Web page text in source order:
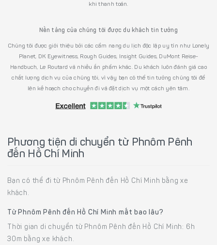
khi thanh toán.
Nền tảng của chúng tôi được du khách tin tưởng
Chúng tôi được giới thiệu bởi các cẩm nang du lịch độc lập uy tín như Lonely
Planet, DK Eyewitness, Rough Guides, Insight Guides, DuMont Reise-
Handbuch, Le Routard và nhiều ấn phẩm khác. Du khách luôn đánh giá cao
chất lượng dịch vụ của chúng tôi, vì vậy bạn có thể tin tưởng chúng tôi để
lên kế hoạch cho chuyến đi và đặt dịch vụ một cách yên tâm.
Phương tiện di chuyển từ Phnôm Pênh
đến Hồ Chí Minh
Bạn có thể đi từ Phnôm Pênh đến Hồ Chí Minh bằng xe
khách.
Từ Phnôm Pênh đến Hồ Chí Minh mất bao lâu?
Thời gian di chuyển từ Phnôm Pênh đến Hồ Chí Minh: 6h
30m bằng xe khách.